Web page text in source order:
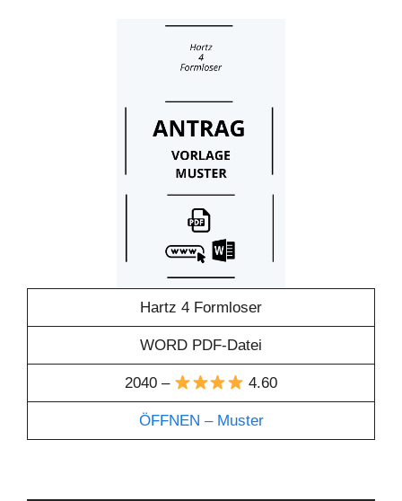
Hartz 4 Formloser
WORD PDF-Datei
2040 – 4.60
ÖFFNEN – Muster